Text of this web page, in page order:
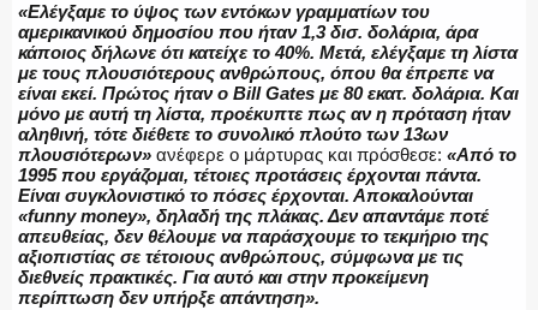
ΟΠΛΑ/ΕΞΟΠΛΙΣΜΟΣ
ΟΜΑΔΕΣ ΕΛ.ΑΣ.
«Ελέγξαμε το ύψος των εντόκων γραμματίων του
αμερικανικού δημοσίου που ήταν 1,3 δισ. δολάρια, άρα
κάποιος δήλωνε ότι κατείχε το 40%. Μετά, ελέγξαμε τη λίστα
με τους πλουσιότερους ανθρώπους, όπου θα έπρεπε να
είναι εκεί. Πρώτος ήταν ο Bill Gates με 80 εκατ. δολάρια. Και
μόνο με αυτή τη λίστα, προέκυπτε πως αν η πρόταση ήταν
αληθινή, τότε διέθετε το συνολικό πλούτο των 13ων
πλουσιότερων» ανέφερε ο μάρτυρας και πρόσθεσε: «Από το
1995 που εργάζομαι, τέτοιες προτάσεις έρχονται πάντα.
Είναι συγκλονιστικό το πόσες έρχονται. Αποκαλούνται
«funny money», δηλαδή της πλάκας. Δεν απαντάμε ποτέ
απευθείας, δεν θέλουμε να παράσχουμε το τεκμήριο της
αξιοπιστίας σε τέτοιους ανθρώπους, σύμφωνα με τις
διεθνείς πρακτικές. Για αυτό και στην προκείμενη
περίπτωση δεν υπήρξε απάντηση».